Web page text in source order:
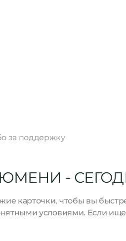
за поддержку
-
карточки, чтобы вы
условиями. Если